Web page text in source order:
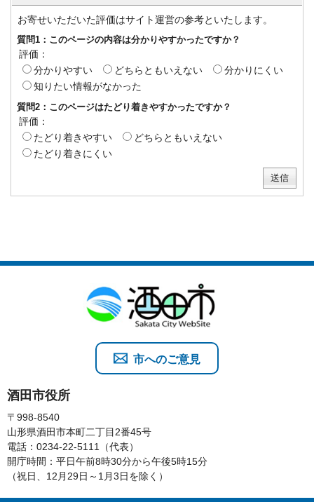
お寄せいただいた評価はサイト運営の参考といたします。
質問1：このページの内容は分かりやすかったですか？
評価：
分かりやすい
どちらともいえない
分かりにくい
知りたい情報がなかった
質問2：このページはたどり着きやすかったですか？
評価：
たどり着きやすい
どちらともいえない
たどり着きにくい
酒田市役所
〒998-8540
山形県酒田市本町二丁目2番45号
電話：0234-22-5111（代表）
開庁時間：平日午前8時30分から午後5時15分
（祝日、12月29日～1月3日を除く）
市へのご意見